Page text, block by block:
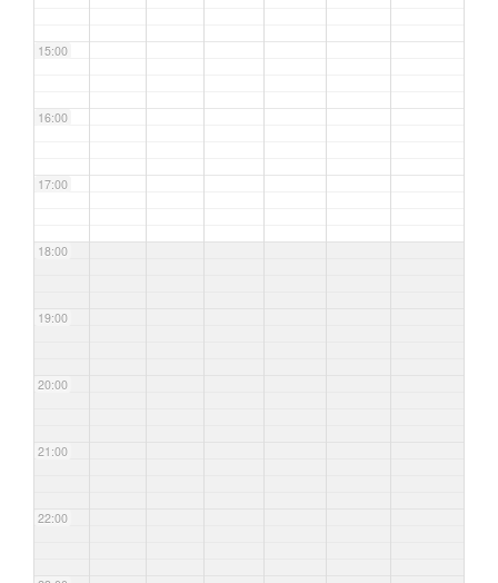
15:00
16:00
17:00
18:00
19:00
20:00
21:00
22:00